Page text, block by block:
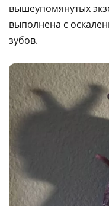
вышеупомянутых
выполнена с
зубов.